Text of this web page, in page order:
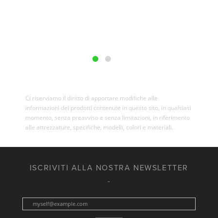
Ci riserviamo il diritto di apportare modifiche alle
informazioni dei prodotti contenute in questo sito, in qualsiasi
momento, senza preavviso e senza limitazioni, in riferimento
alle attrezzature, specifiche, modelli, colori e materiali.
ISCRIVITI ALLA NOSTRA NEWSLETTER